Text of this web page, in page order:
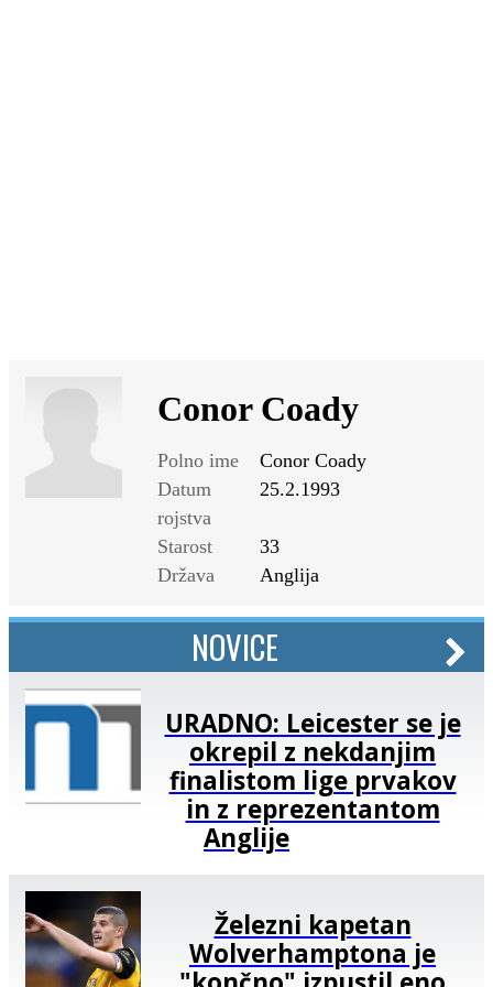
Conor Coady
Polno ime
Conor Coady
Datum
rojstva
25.2.1993
Starost
33
Država
Anglija
NOVICE
URADNO: Leicester se je
okrepil z nekdanjim
finalistom lige prvakov
in z reprezentantom
Anglije
Železni kapetan
Wolverhamptona je